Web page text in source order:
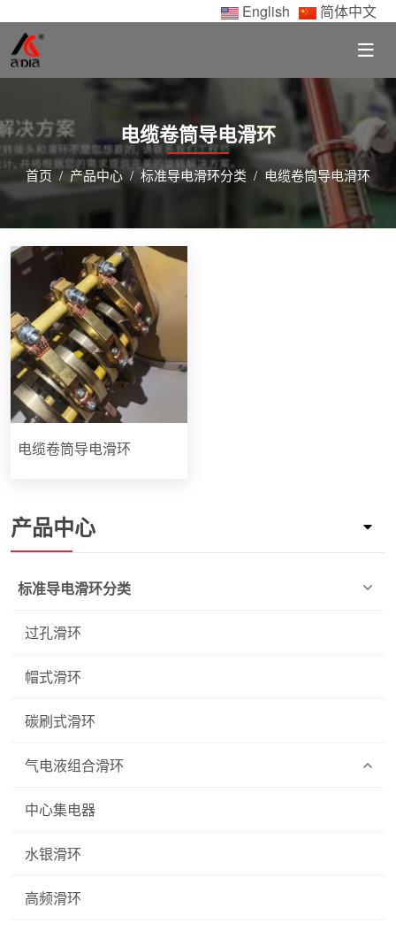
English 简体中文
电缆卷筒导电滑环
首页 产品中心 标准导电滑环分类 电缆卷筒导电滑环
电缆卷筒导电滑环
产品中心
标准导电滑环分类
过孔滑环
帽式滑环
碳刷式滑环
气电液组合滑环
中心集电器
水银滑环
高频滑环